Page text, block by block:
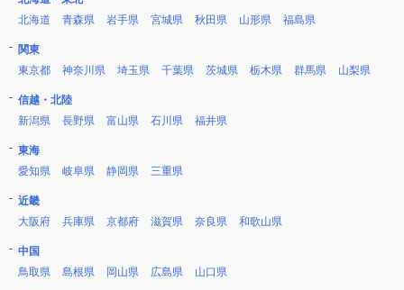
北海道
青森県 岩手県 宮城県 秋田県 山形県 福島県
関東
東京都
神奈川県 埼玉県 千葉県 茨城県 栃木県 群馬県 山梨県
信越・北陸
新潟県
長野県 富山県 石川県 福井県
東海
愛知県
岐阜県 静岡県 三重県
近畿
大阪府
兵庫県 京都府 滋賀県 奈良県 和歌山県
中国
鳥取県
島根県 岡山県 広島県 山口県